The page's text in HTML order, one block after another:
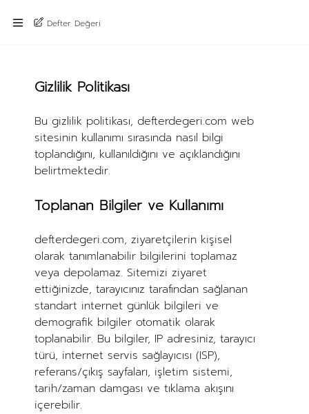
Defter Değeri
Gizlilik Politikası
Bu gizlilik politikası, defterdegeri.com web
sitesinin kullanımı sırasında nasıl bilgi
toplandığını, kullanıldığını ve açıklandığını
belirtmektedir.
Toplanan Bilgiler ve Kullanımı
defterdegeri.com, ziyaretçilerin kişisel
olarak tanımlanabilir bilgilerini toplamaz
veya depolamaz. Sitemizi ziyaret
ettiğinizde, tarayıcınız tarafından sağlanan
standart internet günlük bilgileri ve
demografik bilgiler otomatik olarak
toplanabilir. Bu bilgiler, IP adresiniz, tarayıcı
türü, internet servis sağlayıcısı (ISP),
referans/çıkış sayfaları, işletim sistemi,
tarih/zaman damgası ve tıklama akışını
içerebilir.